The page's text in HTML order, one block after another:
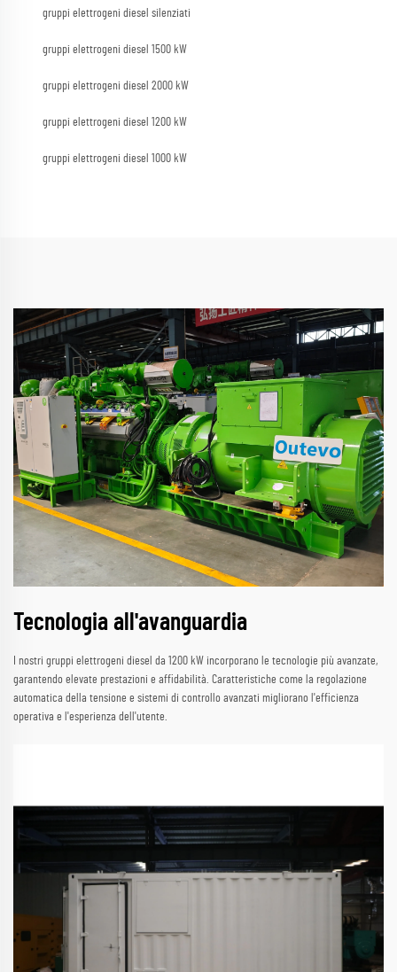
gruppi elettrogeni diesel silenziati
gruppi elettrogeni diesel 1500 kW
gruppi elettrogeni diesel 2000 kW
gruppi elettrogeni diesel 1200 kW
gruppi elettrogeni diesel 1000 kW
Tecnologia all'avanguardia
I nostri gruppi elettrogeni diesel da 1200 kW incorporano le tecnologie più avanzate,
garantendo elevate prestazioni e affidabilità. Caratteristiche come la regolazione
automatica della tensione e sistemi di controllo avanzati migliorano l'efficienza
operativa e l'esperienza dell'utente.